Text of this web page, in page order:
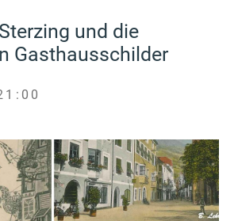
und die
Gasthausschilder